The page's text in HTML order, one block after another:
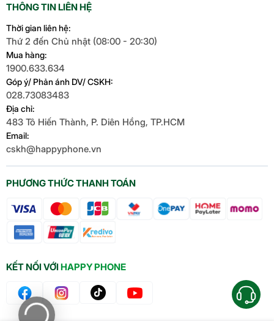
PHƯƠNG THỨC THANH TOÁN
KẾT NỐI VỚIHAPPY PHONE
THÔNG TIN LIÊN HỆ
Thời gian liên hệ:
Thứ 2 đến Chủ nhật (08:00 - 20:30)
Mua hàng:
1900.633.634
Góp ý/ Phản ánh DV/ CSKH:
028.73083483
Địa chỉ:
483 Tô Hiến Thành, P. Diên Hồng, TP.HCM
Email:
cskh@happyphone.vn